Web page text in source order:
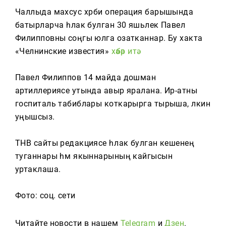
Чаллыда махсус хәрби операция барышында
батырларча һәлак булган 30 яшьлек Павел
Филипповны соңгы юлга озатканнар. Бу хакта
«Челнинские известия» хәбәр итә.
Павел Филиппов 14 майда дошман
артиллериясе утында авыр яралана. Ир-атны
госпиталь табиблары коткарырга тырыша, ләкин
уңышсыз.
ТНВ сайты редакциясе һәлак булган кешенең
туганнары һәм якыннарының кайгысын
уртаклаша.
Фото: соц. сети
Читайте новости в нашем Telegram иДзен.